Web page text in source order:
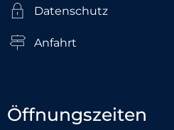
Datenschutz
Anfahrt
Öffnungszeiten